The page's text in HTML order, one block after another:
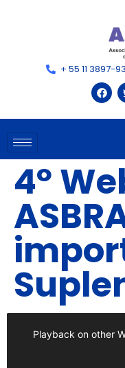
+ 55 11 3897-
4º